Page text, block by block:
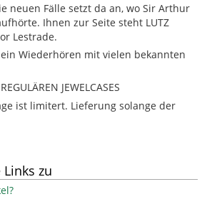
neuen Fälle setzt da an, wo Sir Arthur
Ihnen zur Seite steht LUTZ
Lestrade.
Wiederhören mit vielen bekannten
JEWELCASES
ist limitert. Lieferung solange der
zu